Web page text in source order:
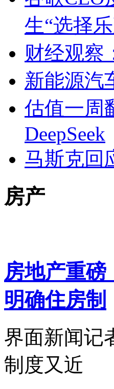
生“选择
财经观察
新能源汽
估值一周
DeepSeek
马斯克回
房产
房地产重
明确住房制
界面新闻记
制度又近